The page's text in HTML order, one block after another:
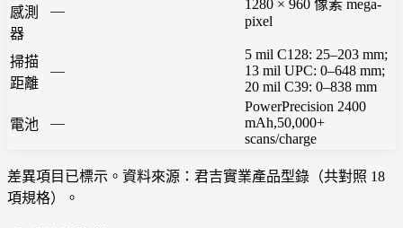
感測
器
—
1280 × 960 像素 mega-
pixel
掃描
距離
—
5 mil C128: 25–203 mm;
13 mil UPC: 0–648 mm;
20 mil C39: 0–838 mm
電池 —
PowerPrecision 2400
mAh,50,000+
scans/charge
差異項目已標示。資料來源：君吉實業產品型錄（共對照 18
項規格）。